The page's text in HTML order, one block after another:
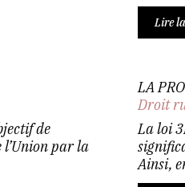
Lire
de
par la
LA
Droit
La loi
Ainsi,